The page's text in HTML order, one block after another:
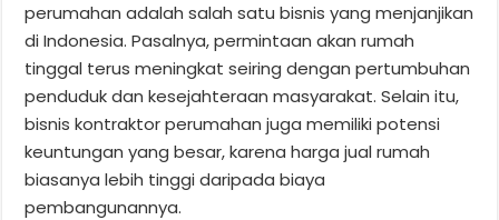
perumahan adalah salah satu bisnis yang menjanjikan
di Indonesia. Pasalnya, permintaan akan rumah
tinggal terus meningkat seiring dengan pertumbuhan
penduduk dan kesejahteraan masyarakat. Selain itu,
bisnis kontraktor perumahan juga memiliki potensi
keuntungan yang besar, karena harga jual rumah
biasanya lebih tinggi daripada biaya
pembangunannya.